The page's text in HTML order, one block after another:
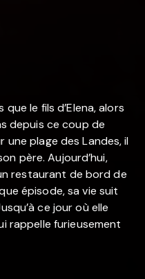
le fils d’Elena, alors
depuis ce coup de
plage des Landes, il
père. Aujourd’hui,
restaurant de bord de
épisode, sa vie suit
ce jour où elle
rappelle furieusement